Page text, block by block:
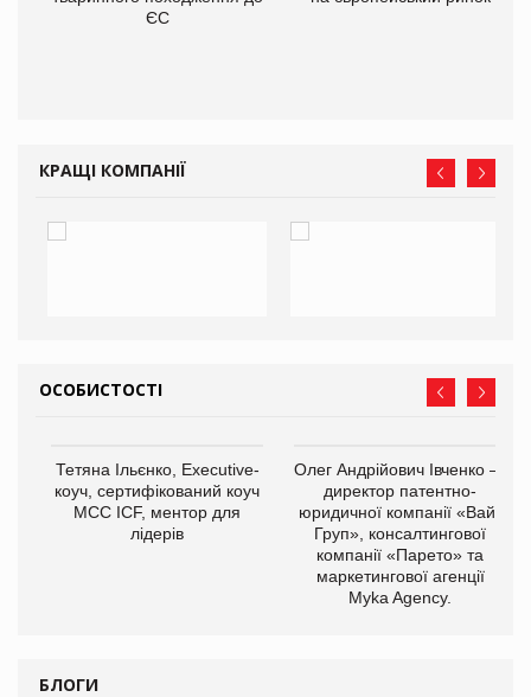
ЄС
КРАЩІ КОМПАНІЇ
ОСОБИСТОСТІ
Тетяна Ільєнко, Executive-
коуч, сертифікований коуч
МСС ICF, ментор для
лідерів
Олег Андрійович Івченко —
директор патентно-
юридичної компанії «Вайз
Груп», консалтингової
компанії «Парето» та
маркетингової агенції
Myka Agency.
БЛОГИ